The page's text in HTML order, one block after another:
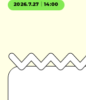
2026.7.27｜14:00